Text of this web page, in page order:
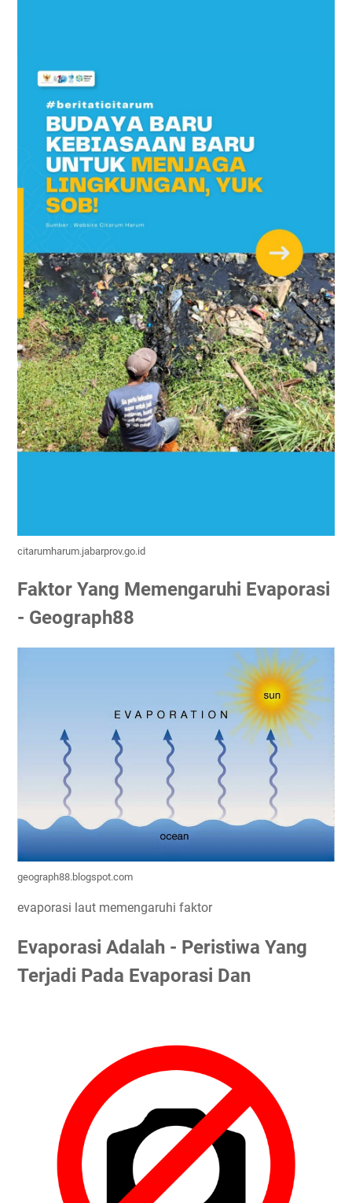
citarumharum.jabarprov.go.id
Faktor Yang Memengaruhi Evaporasi
- Geograph88
geograph88.blogspot.com
evaporasi laut memengaruhi faktor
Evaporasi Adalah - Peristiwa Yang
Terjadi Pada Evaporasi Dan